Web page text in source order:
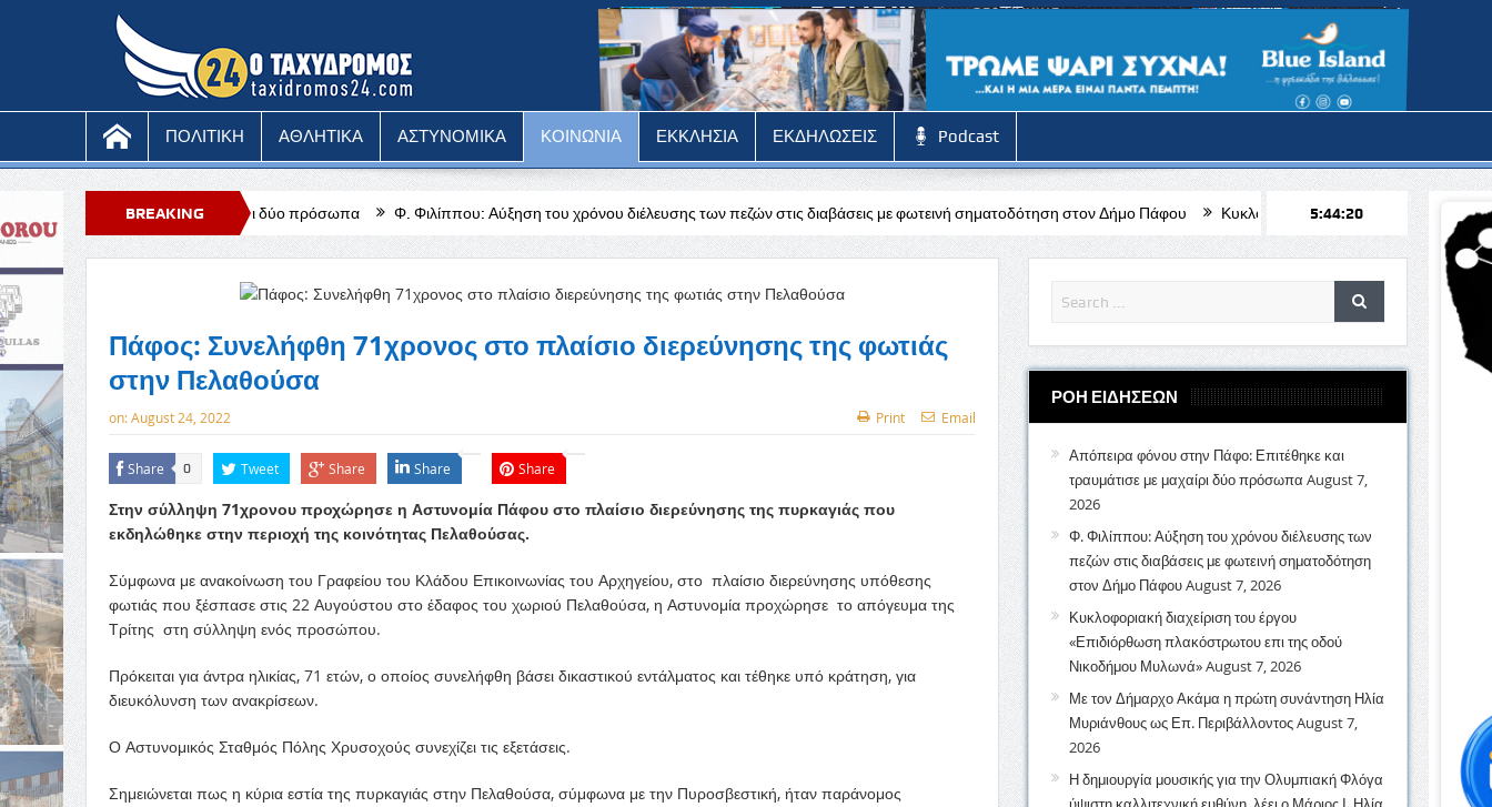
ΠΟΛΙΤΙΚΗ ΑΘΛΗΤΙΚΑ ΑΣΤΥΝΟΜΙΚΑ ΚΟΙΝΩΝΙΑ ΕΚΚΛΗΣΙΑ ΕΚΔΗΛΩΣΕΙΣ Podcast
BREAKING
NEWS
με μαχαίρι δύο πρόσωπα Φ. Φιλίππου: Αύξηση του χρόνου διέλευσης των πεζών στις διαβάσεις με φωτεινή σηματοδότηση στον Δήμο Πάφου Κυκλοφοριακή διαχείριση του έργου «Επιδιόρθωση
5:44:22
Πάφος: Συνελήφθη 71χρονος στο πλαίσιο διερεύνησης της φωτιάς
στην Πελαθούσα
on:August 24, 2022 Print Email
Share 0 Tweet Share Share Share
Στην σύλληψη 71χρονου προχώρησε η Αστυνομία Πάφου στο πλαίσιο διερεύνησης της πυρκαγιάς που
εκδηλώθηκε στην περιοχή της κοινότητας Πελαθούσας.
Σύμφωνα με ανακοίνωση του Γραφείου του Κλάδου Επικοινωνίας του Αρχηγείου, στο πλαίσιο διερεύνησης υπόθεσης
φωτιάς που ξέσπασε στις 22 Αυγούστου στο έδαφος του χωριού Πελαθούσα, η Αστυνομία προχώρησε το απόγευμα της
Τρίτης στη σύλληψη ενός προσώπου.
Πρόκειται για άντρα ηλικίας, 71 ετών, ο οποίος συνελήφθη βάσει δικαστικού εντάλματος και τέθηκε υπό κράτηση, για
διευκόλυνση των ανακρίσεων.
Ο Αστυνομικός Σταθμός Πόλης Χρυσοχούς συνεχίζει τις εξετάσεις.
Σημειώνεται πως η κύρια εστία της πυρκαγιάς στην Πελαθούσα, σύμφωνα με την Πυροσβεστική, ήταν παράνομος
ΡΟΗ ΕΙΔΗΣΕΩΝ
Απόπειρα φόνου στην Πάφο: Επιτέθηκε και
τραυμάτισε με μαχαίρι δύο πρόσωπα August 7,
2026
Φ. Φιλίππου: Αύξηση του χρόνου διέλευσης των
πεζών στις διαβάσεις με φωτεινή σηματοδότηση
στον Δήμο ΠάφουAugust 7, 2026
Κυκλοφοριακή διαχείριση του έργου
«Επιδιόρθωση πλακόστρωτου επι της οδού
Νικοδήμου Μυλωνά»August 7, 2026
Με τον Δήμαρχο Ακάμα η πρώτη συνάντηση Ηλία
Μυριάνθους ως Επ. ΠεριβάλλοντοςAugust 7,
2026
Η δημιουργία μουσικής για την Ολυμπιακή Φλόγα